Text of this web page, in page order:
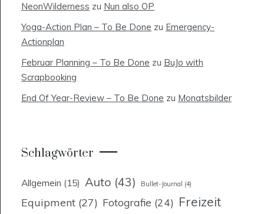
NeonWilderness zu Nun also OP
Yoga-Action Plan – To Be Done zu Emergency-
Actionplan
Februar Planning – To Be Done zu BuJo with
Scrapbooking
End Of Year-Review – To Be Done zu Monatsbilder
Schlagwörter
Allgemein (15) Auto (43) Bullet-Journal (4)
Equipment (27) Fotografie (24) Freizeit